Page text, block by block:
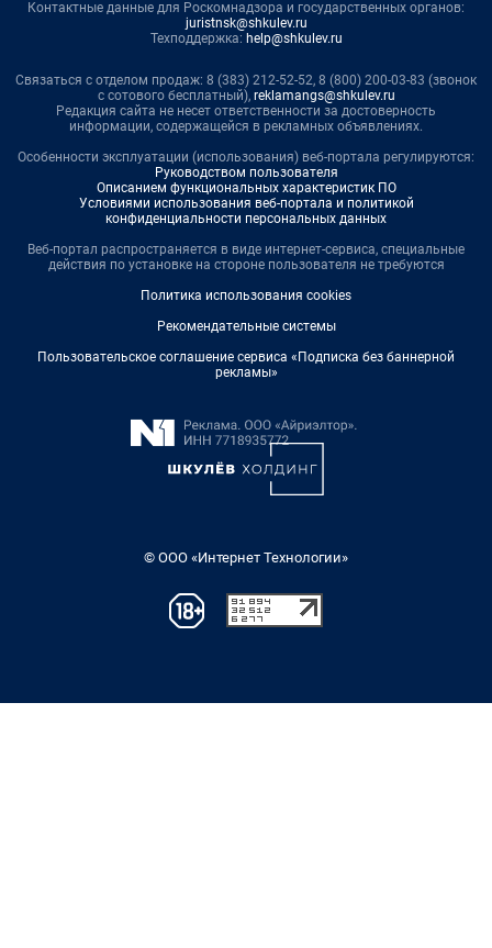
Контактные данные для Роскомнадзора и государственных органов:
juristnsk@shkulev.ru
Техподдержка: help@shkulev.ru
Связаться с отделом продаж: 8 (383) 212-52-52, 8 (800) 200-03-83 (звонок
с сотового бесплатный), reklamangs@shkulev.ru
Редакция сайта не несет ответственности за достоверность
информации, содержащейся в рекламных объявлениях.
Особенности эксплуатации (использования) веб-портала регулируются:
Руководством пользователя
Описанием функциональных характеристик ПО
Условиями использования веб-портала и политикой
конфиденциальности персональных данных
Веб-портал распространяется в виде интернет-сервиса, специальные
действия по установке на стороне пользователя не требуются
Политика использования cookies
Рекомендательные системы
Пользовательское соглашение сервиса «Подписка без баннерной
рекламы»
© ООО «Интернет Технологии»